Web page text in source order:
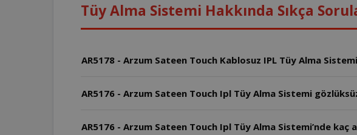
Tüy Alma Sistemi Hakkında Sıkça
AR5178 - Arzum Sateen Touch Kablosuz IPL Tüy Alma Sistemi
AR5176 - Arzum Sateen Touch Ipl Tüy Alma Sistemi
AR5176 - Arzum Sateen Touch Ipl Tüy Alma Sistemi’nde kaç